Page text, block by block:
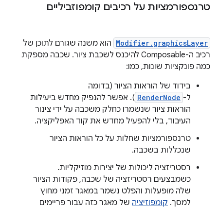
טרנספורמציות על רכיבים קומפוזביליים
Modifier.graphicsLayer הוא משנה שגורם לתוכן של
רכיב ה-Composable להיכנס לשכבת ציור. שכבה מספקת
כמה פונקציות שונות, כמו:
בידוד של הוראות הציור (בדומה
ל- RenderNode ). אפשר להנפיק מחדש ביעילות
הוראות ציור שנשמרו כחלק משכבה על ידי צינור
העיבוד, בלי להפעיל מחדש את קוד האפליקציה.
טרנספורמציות שחלות על כל הוראות הציור
שנכללות בשכבה.
רסטריזציה ליכולות של יצירות מוזיקליות.
כשמבצעים רסטריזציה של שכבה, פקודות הציור
שלה מופעלות והפלט נשמר במאגר זמני מחוץ
למסך. קומפוזיציה של מאגר כזה עבור פריימים